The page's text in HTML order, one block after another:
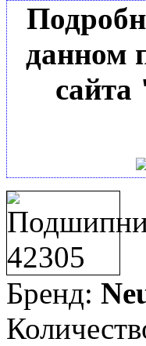
данном
Бренд: